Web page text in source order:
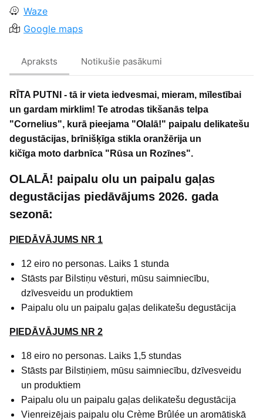
Waze
Google maps
Apraksts Notikušie pasākumi
RĪTA PUTNI - tā ir vieta iedvesmai, mieram, mīlestībai
un gardam mirklim! Te atrodas tikšanās telpa
"Cornelius", kurā pieejama "Olalā!" paipalu delikatešu
degustācijas, brīnišķīga stikla oranžērija un
kičīga moto darbnīca "Rūsa un Rozīnes".
OLALĀ! paipalu olu un paipalu gaļas
degustācijas piedāvājums 2026. gada
sezonā:
PIEDĀVĀJUMS NR 1
12 eiro no personas. Laiks 1 stunda
Stāsts par Bilstiņu vēsturi, mūsu saimniecību,
dzīvesveidu un produktiem
Paipalu olu un paipalu gaļas delikatešu degustācija
PIEDĀVĀJUMS NR 2
18 eiro no personas. Laiks 1,5 stundas
Stāsts par Bilstiņiem, mūsu saimniecību, dzīvesveidu
un produktiem
Paipalu olu un paipalu gaļas delikatešu degustācija
Vienreizējais paipalu olu Crème Brûlée un aromātiskā